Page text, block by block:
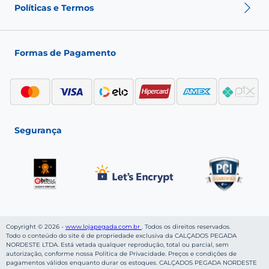
Nossas Lojas
Fale conosco
Fashion Club
Políticas e Termos
Política de Troca
Política de Privacidade
Formas de Pagamento
Segurança
Copyright © 2026 - www.lojapegada.com.br . Todos os direitos reservados.
Todo o conteúdo do site é de propriedade exclusiva da CALÇADOS PEGADA
NORDESTE LTDA. Está vetada qualquer reprodução, total ou parcial, sem
autorização, conforme nossa Política de Privacidade. Preços e condições de
pagamentos válidos enquanto durar os estoques. CALÇADOS PEGADA NORDESTE